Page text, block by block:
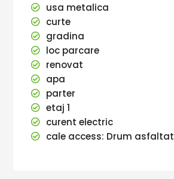
usa metalica
curte
gradina
loc parcare
renovat
apa
parter
etaj 1
curent electric
cale access: Drum asfaltat